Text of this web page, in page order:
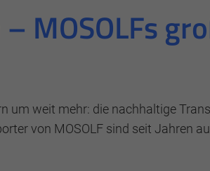
MOSOLFs
um weit mehr: die nachhaltige
von MOSOLF sind seit Jahren